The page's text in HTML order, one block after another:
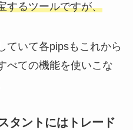
するツールですが、
ていて各pipsもこれから
べての機能を使いこな
タントにはトレード